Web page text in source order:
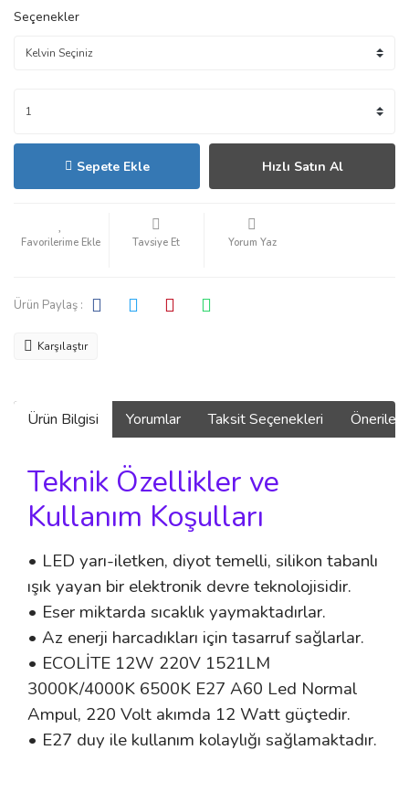
Seçenekler
Sepete Ekle Hızlı Satın Al
Tavsiye Et Yorum Yaz
Ürün Paylaş :
Karşılaştır
Ürün Bilgisi Yorumlar Taksit Seçenekleri
Teknik Özellikler ve
Kullanım Koşulları
• LED yarı-iletken, diyot temelli, silikon tabanlı
ışık yayan bir elektronik devre teknolojisidir.
• Eser miktarda sıcaklık yaymaktadırlar.
• Az enerji harcadıkları için tasarruf sağlarlar.
• ECOLİTE 12W 220V 1521LM
3000K/4000K 6500K E27 A60 Led Normal
Ampul, 220 Volt akımda 12 Watt güçtedir.
• E27 duy ile kullanım kolaylığı sağlamaktadır.